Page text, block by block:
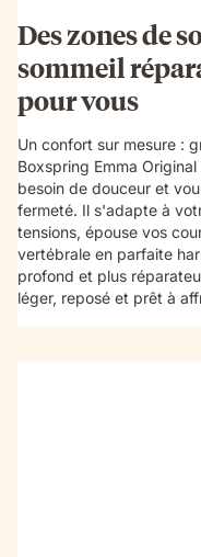
Des zones de
sommeil
pour vous
Un confort sur mesure :
Boxspring Emma
besoin de douceur et
fermeté. Il s'adapte à
tensions, épouse vos
vertébrale en parfaite
profond et plus
léger, reposé et prêt à